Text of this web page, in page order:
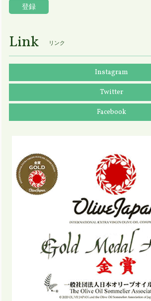
登録
Link リンク
Instagram
Twitter
Facebook